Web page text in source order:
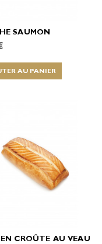
SAUMON
AU PANIER
EN CROÛTE AU VEAU